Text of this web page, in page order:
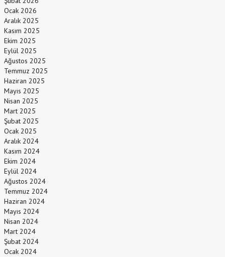
Ocak 2026
Aralık 2025
Kasım 2025
Ekim 2025
Eylül 2025
Ağustos 2025
Temmuz 2025
Haziran 2025
Mayıs 2025
Nisan 2025
Mart 2025
Şubat 2025
Ocak 2025
Aralık 2024
Kasım 2024
Ekim 2024
Eylül 2024
Ağustos 2024
Temmuz 2024
Haziran 2024
Mayıs 2024
Nisan 2024
Mart 2024
Şubat 2024
Ocak 2024